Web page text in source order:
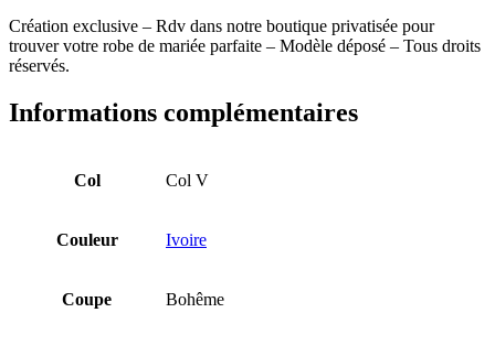
Création exclusive – Rdv dans notre boutique privatisée pour
trouver votre robe de mariée parfaite – Modèle déposé – Tous droits
réservés.
Informations complémentaires
Col Col V
Couleur Ivoire
Coupe Bohême